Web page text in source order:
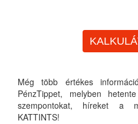
Még több értékes
PénzTippet, melyben
szempontokat, híreket a
KATTINTS!